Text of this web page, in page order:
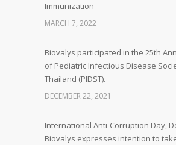
Immunization
MARCH 7, 2022
Biovalys participated in the 25th
of Pediatric Infectious Disease
Thailand (PIDST).
DECEMBER 22, 2021
International Anti-Corruption Day,
Biovalys expresses intention to